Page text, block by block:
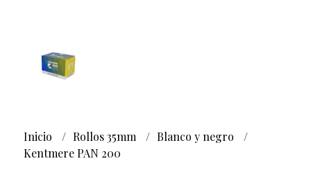
Inicio Rollos 35mm
Blanco y negro
Kentmere PAN 200